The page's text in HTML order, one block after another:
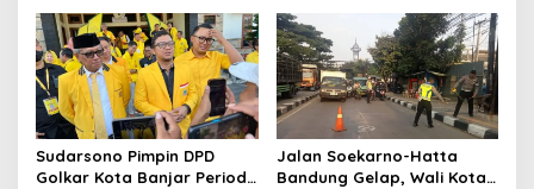
Sudarsono Pimpin DPD
Golkar Kota Banjar Periode
Jalan Soekarno-Hatta
Bandung Gelap, Wali Kota